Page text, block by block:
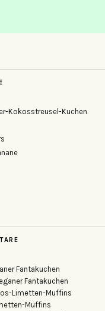
Kokosstreusel-Kuchen
Fantakuchen
Fantakuchen
Limetten-Muffins
Muffins